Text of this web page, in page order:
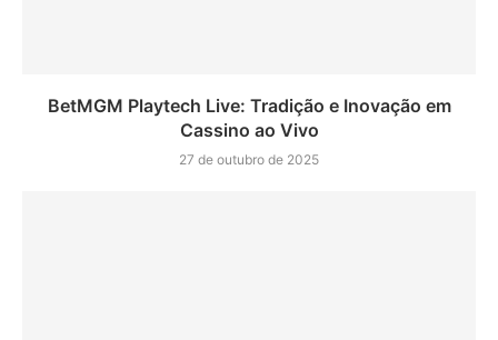
BetMGM Playtech Live: Tradição e Inovação em
Cassino ao Vivo
27 de outubro de 2025